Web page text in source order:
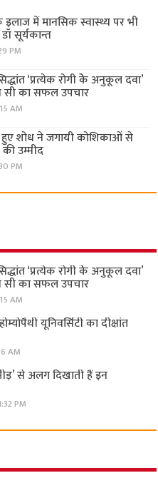
में मानसिक स्वास्थ्य पर भी
सूर्यकान्त
PM
‘प्रत्येक रोगी केे अनुकूल दवा’
सी का सफल उपचार
AM
शोध ने जगायी कोशिकाओं से
उम्मीद
PM
‘प्रत्येक रोगी केे अनुकूल दवा’
सी का सफल उपचार
AM
यूनिवर्सिटी का दीक्षांत
AM
से अलग दिखाती हैं इन
PM